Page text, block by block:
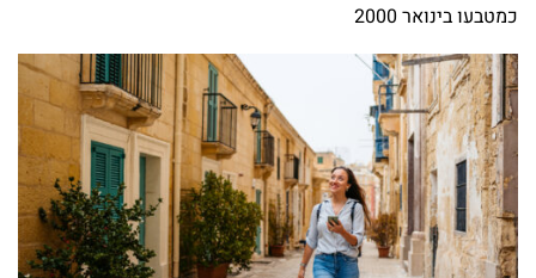
כמטבעו בינואר 2000